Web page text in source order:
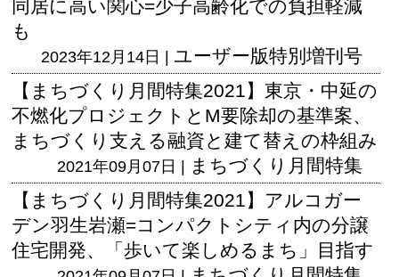
同居に高い関心=少子高齢化での負担軽減
も
2023年12月14日 | ユーザー版特別増刊号
【まちづくり月間特集2021】東京・中延の
不燃化プロジェクトとM要除却の基準案、
まちづくり支える融資と建て替えの枠組み
2021年09月07日 | まちづくり月間特集
【まちづくり月間特集2021】アルコガー
デン羽生岩瀬=コンパクトシティ内の分譲
住宅開発、「歩いて楽しめるまち」目指す